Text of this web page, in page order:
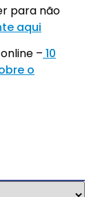
para não
aqui
– 10
o